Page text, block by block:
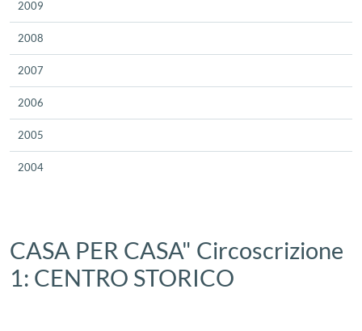
2009
2008
2007
2006
2005
2004
CASA PER CASA" Circoscrizione
1: CENTRO STORICO